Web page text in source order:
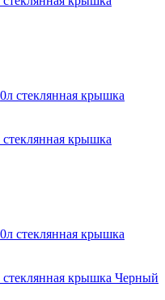
крышка
крышка Черный